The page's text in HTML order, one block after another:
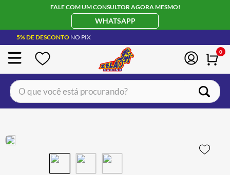
FALE COM UM CONSULTOR AGORA MESMO!
WHATSAPP
5% DE DESCONTO NO PIX
0
O que você está procurando?
JAQUETA